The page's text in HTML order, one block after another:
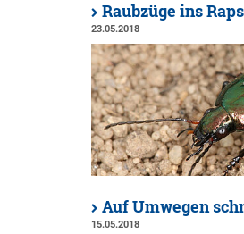
Raubzüge ins
23.05.2018
Auf Umwegen
15.05.2018